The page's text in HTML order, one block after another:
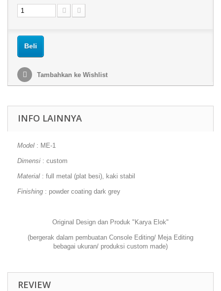
Beli
Tambahkan ke Wishlist
INFO LAINNYA
Model : ME-1
Dimensi : custom
Material : full metal (plat besi), kaki stabil
Finishing : powder coating dark grey
Original Design dan Produk "Karya Elok"
(bergerak dalam pembuatan Console Editing/ Meja Editing
bebagai ukuran/ produksi custom made)
REVIEW